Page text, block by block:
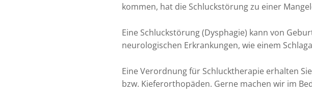
kommen, hat die Schluckstörung zu einer
Eine Schluckstörung (Dysphagie) kann von
neurologischen Erkrankungen, wie einem
Eine Verordnung für Schlucktherapie erhalten
bzw. Kieferorthopäden. Gerne machen wir im